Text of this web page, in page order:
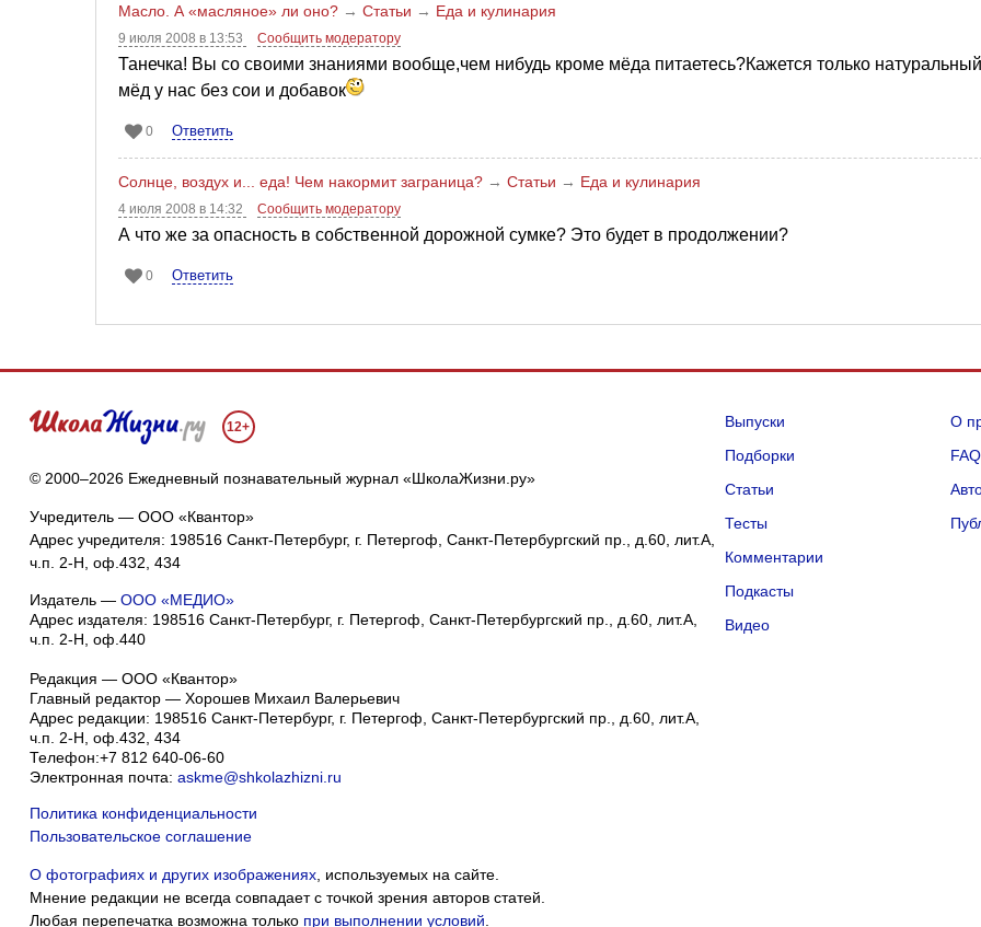
Масло. А «масляное» ли оно? → Статьи → Еда и кулинария
9 июля 2008 в 13:53 Сообщить модератору
Танечка! Вы со своими знаниями вообще,чем нибудь кроме мёда питаетесь?Кажется только натуральный
мёд у нас без сои и добавок
0 Ответить
Солнце, воздух и... еда! Чем накормит заграница? → Статьи → Еда и кулинария
4 июля 2008 в 14:32 Сообщить модератору
А что же за опасность в собственной дорожной сумке? Это будет в продолжении?
0 Ответить
12+
© 2000–2026 Ежедневный познавательный журнал «ШколаЖизни.ру»
Учредитель — ООО «Квантор»
Адрес учредителя: 198516 Санкт-Петербург, г. Петергоф, Санкт-Петербургский пр., д.60, лит.А,
ч.п. 2-Н, оф.432, 434
Издатель — ООО «МЕДИО»
Адрес издателя: 198516 Санкт-Петербург, г. Петергоф, Санкт-Петербургский пр., д.60, лит.А,
ч.п. 2-Н, оф.440
Редакция — ООО «Квантор»
Главный редактор — Хорошев Михаил Валерьевич
Адрес редакции: 198516 Санкт-Петербург, г. Петергоф Санкт-Петербургский пр., д.60, лит.А,
ч.п. 2-Н, оф.432, 434
Телефон:+7 812 640-06-60
Электронная почта: askme@shkolazhizni.ru
Политика конфиденциальности
Пользовательское соглашение
О фотографиях и других изображениях, используемых на сайте.
Мнение редакции не всегда совпадает с точкой зрения авторов статей.
Любая перепечатка возможна только при выполнении условий
Выпуски
Подборки
Статьи
Тесты
Комментарии
Подкасты
Видео
О
FAQ